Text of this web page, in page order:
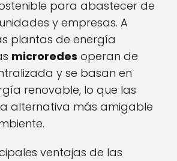
para abastecer de
y empresas. A
plantas de energía
microredes operan de
y se basan en
renovable, lo que las
alternativa más amigable
ventajas de las